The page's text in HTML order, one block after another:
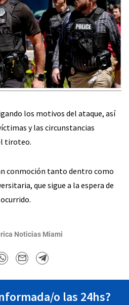
los motivos del ataque, así
y las circunstancias
tiroteo.
conmoción tanto dentro como
que sigue a la espera de
Noticias Miami
o las 24hs?